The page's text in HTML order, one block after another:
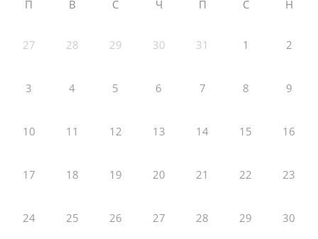
П В С Ч П С Н
27 28 29 30 31 1 2
3 4 5 6 7 8 9
10 11 12 13 14 15 16
17 18 19 20 21 22 23
24 25 26 27 28 29 30